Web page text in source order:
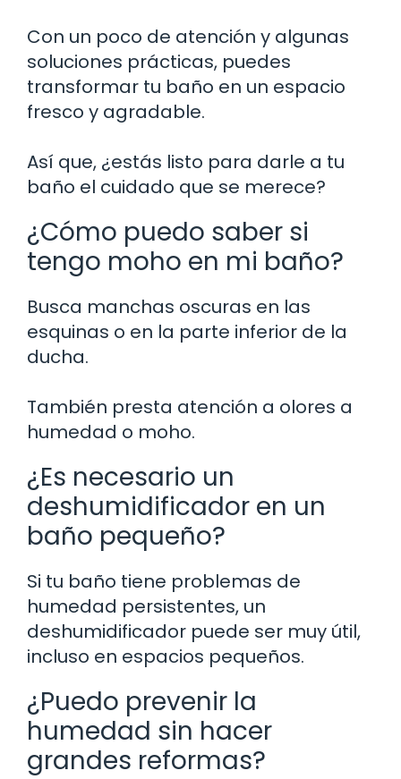
Con un poco de atención y algunas
soluciones prácticas, puedes
transformar tu baño en un espacio
fresco y agradable.
Así que, ¿estás listo para darle a tu
baño el cuidado que se merece?
¿Cómo puedo saber si
tengo moho en mi baño?
Busca manchas oscuras en las
esquinas o en la parte inferior de la
ducha.
También presta atención a olores a
humedad o moho.
¿Es necesario un
deshumidificador en un
baño pequeño?
Si tu baño tiene problemas de
humedad persistentes, un
deshumidificador puede ser muy útil,
incluso en espacios pequeños.
¿Puedo prevenir la
humedad sin hacer
grandes reformas?